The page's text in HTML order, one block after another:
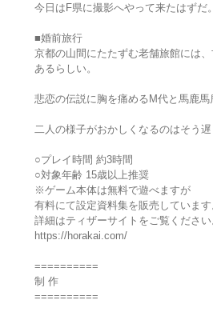
今日はF県に撮影へやって来たはずだ。
■婚前旅行
京都の山間にたたずむ老舗旅館には
あるらしい。
悲恋の伝説に胸を痛めるM代と馬鹿馬
二人の様子がおかしくなるのはそう遅
○プレイ時間 約3時間
○対象年齢 15歳以上推奨
※ゲーム本体は無料で遊べますが
有料にて設定資料集を販売しています
詳細はティザーサイトをご覧ください
https://horakai.com/
==========
制 作
==========